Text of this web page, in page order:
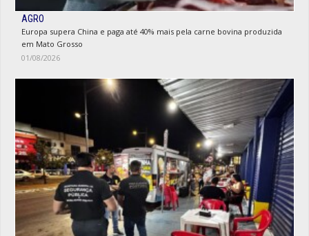
AGRO
Europa supera China e paga até 40% mais pela carne bovina produzida
em Mato Grosso
01/08/2026